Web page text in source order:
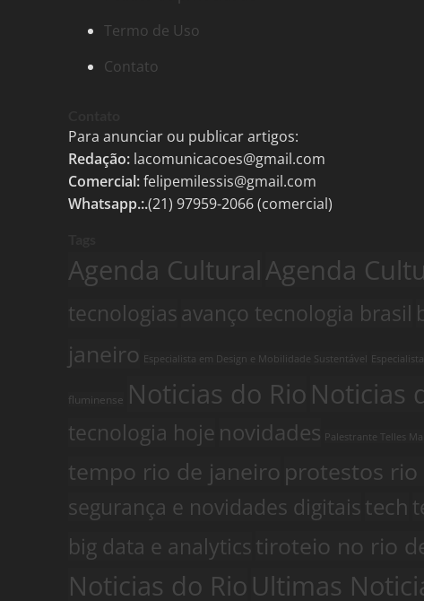
Termo de Uso
Contato
Para anunciar ou publicar artigos:
Redação: lacomunicacoes@gmail.com
Comercial: felipemilessis@gmail.com
Whatsapp.:.(21) 97959-2066 (comercial)
Agenda CulturalAgenda
tecnologiasavanço tecnologia brasil
janeiro Especialista em Design e Mobilidade Sustentável
fluminense Noticias do Rio Noticias
tecnologia hoje novidades Palestrante Telles
tempo rio de janeiro protestos
segurança e novidades digitaistech
big data e analyticstiroteio no rio
Noticias do Rio Ultimas